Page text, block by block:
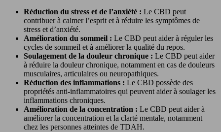
Réduction du stress et de l’anxiété : Le CBD peut
contribuer à calmer l’esprit et à réduire les symptômes de
stress et d’anxiété.
Amélioration du sommeil : Le CBD peut aider à réguler les
cycles de sommeil et à améliorer la qualité du repos.
Soulagement de la douleur chronique : Le CBD peut aider
à réduire la douleur chronique, notamment en cas de douleurs
musculaires, articulaires ou neuropathiques.
Réduction des inflammations : Le CBD possède des
propriétés anti-inflammatoires qui peuvent aider à soulager les
inflammations chroniques.
Amélioration de la concentration : Le CBD peut aider à
améliorer la concentration et la clarté mentale, notamment
chez les personnes atteintes de TDAH.